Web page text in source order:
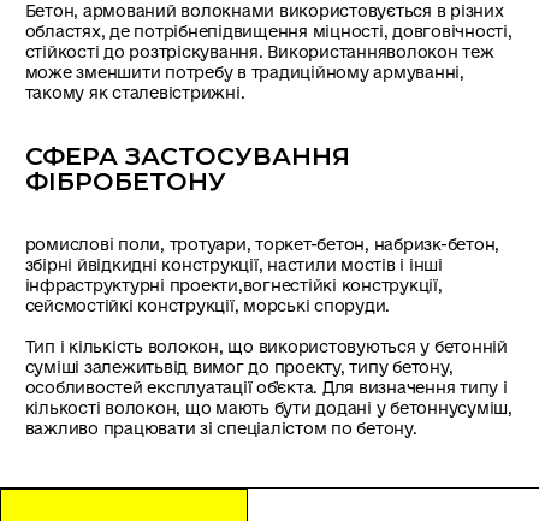
Бетон, армований волокнами використовується в різних
областях, де потрібнепідвищення міцності, довговічності,
стійкості до розтріскування. Використанняволокон теж
може зменшити потребу в традиційному армуванні,
такому як сталевістрижні.
СФЕРА ЗАСТОСУВАННЯ
ФІБРОБЕТОНУ
ромислові поли, тротуари, торкет-бетон, набризк-бетон,
збірні йвідкидні конструкції, настили мостів і інші
інфраструктурні проекти,вогнестійкі конструкції,
сейсмостійкі конструкції, морські споруди.
Тип і кількість волокон, що використовуються у бетонній
суміші залежитьвід вимог до проекту, типу бетону,
особливостей експлуатації об'єкта. Для визначення типу і
кількості волокон, що мають бути додані у бетоннусуміш,
важливо працювати зі спеціалістом по бетону.